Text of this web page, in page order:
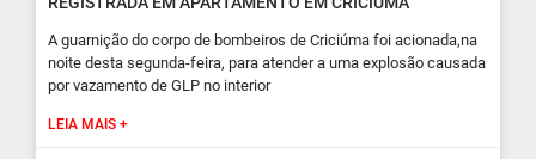
A guarnição do corpo de bombeiros de Criciúma foi acionada,na
noite desta segunda-feira, para atender a uma explosão causada
por vazamento de GLP no interior
LEIA MAIS +